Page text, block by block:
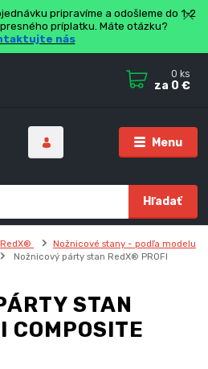
pripravíme a odošleme do 1-2
príplatku. Máte otázku?
nás
Menu
Hľadať
0 ks
za 0 €
Nožnicové stany - podľa modelu
Nožnicový párty stan RedX® PROFI
STAN
COMPOSITE